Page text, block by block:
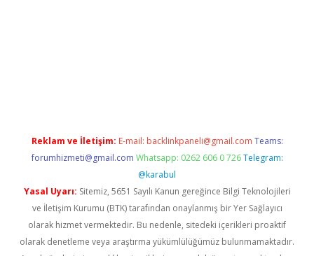
Reklam ve İletişim: E-mail: backlinkpaneli@gmail.com Teams:
forumhizmeti@gmail.com Whatsapp: 0262 606 0 726 Telegram:
@karabul
Yasal Uyarı: Sitemiz, 5651 Sayılı Kanun gereğince Bilgi Teknolojileri
ve İletişim Kurumu (BTK) tarafından onaylanmış bir Yer Sağlayıcı
olarak hizmet vermektedir. Bu nedenle, sitedeki içerikleri proaktif
olarak denetleme veya araştırma yükümlülüğümüz bulunmamaktadır.